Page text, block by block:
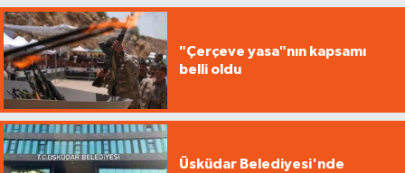
"Çerçeve yasa"nın kapsamı
belli oldu
Üsküdar Belediyesi'nde